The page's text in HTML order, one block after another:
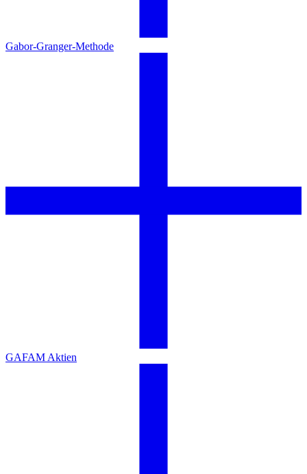
Gabor-Granger-Methode
GAFAM Aktien